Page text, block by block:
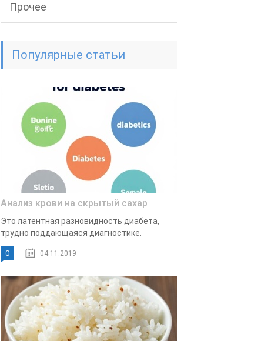
Прочее
Популярные статьи
Анализ крови на скрытый сахар
Это латентная разновидность диабета,
трудно поддающаяся диагностике.
0 04.11.2019